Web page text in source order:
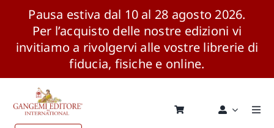
Pausa estiva dal 10 al 28 agosto 2026.
Per l’acquisto delle nostre edizioni vi
invitiamo a rivolgervi alle vostre librerie di
fiducia, fisiche e online.
contenuto